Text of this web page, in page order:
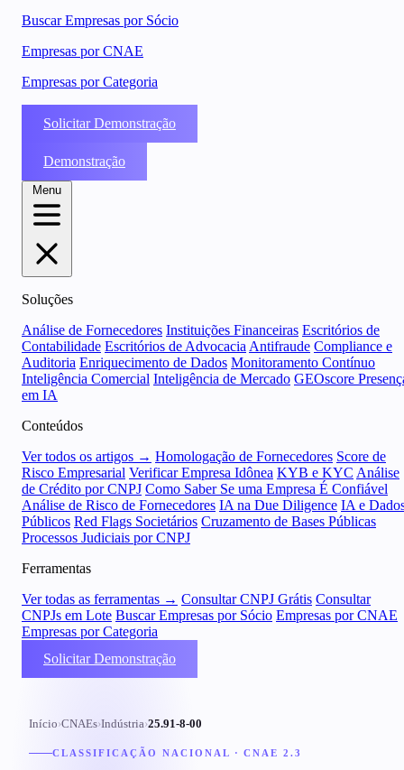
Buscar Empresas por Sócio
Empresas por CNAE
Empresas por Categoria
Solicitar Demonstração
Demonstração
Menu
Soluções
Análise de Fornecedores Instituições Financeiras Escritórios de
Contabilidade Escritórios de Advocacia Antifraude Compliance e
Auditoria Enriquecimento de Dados Monitoramento Contínuo
Inteligência Comercial Inteligência de Mercado GEOscore
em IA
Conteúdos
Ver todos os artigos → Homologação de Fornecedores Score de
Risco Empresarial Verificar Empresa Idônea KYB e KYC Análise
de Crédito por CNPJ Como Saber Se uma Empresa É Confiável
Análise de Risco de Fornecedores IA na Due Diligence IA e
Públicos Red Flags Societários Cruzamento de Bases Públicas
Processos Judiciais por CNPJ
Ferramentas
Ver todas as ferramentas → Consultar CNPJ Grátis Consultar
CNPJs em Lote Buscar Empresas por Sócio Empresas por CNAE
Empresas por Categoria
Solicitar Demonstração
Início›CNAEs›Indústria›25.91-8-00
CLASSIFICAÇÃO NACIONAL · CNAE 2.3